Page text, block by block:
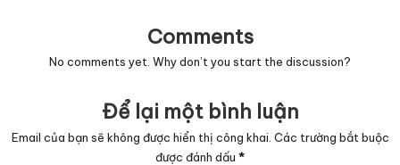
Comments
No comments yet. Why don’t you start the discussion?
Để lại một bình luận
Email của bạn sẽ không được hiển thị công khai. Các trường bắt buộc
được đánh dấu *